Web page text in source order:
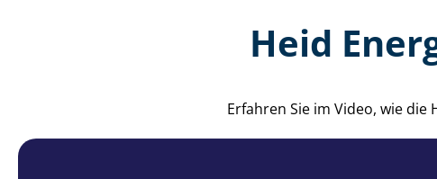
Heid
Erfahren Sie im Video, wie